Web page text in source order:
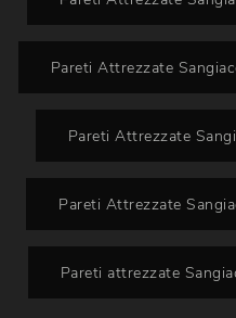
Pareti Attrezzate
Pareti Attrezzate
Pareti Attrezzate
Pareti attrezzate